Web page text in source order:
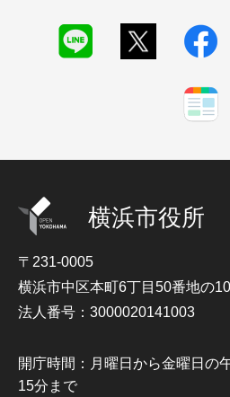
横浜市役所
〒231-0005
横浜市中区本町6丁目50番地の10
法人番号：3000020141003
開庁時間：月曜日から金曜日の
15分まで